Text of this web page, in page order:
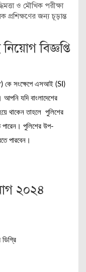
ও মৌখিক পরীক্ষা
প্রশিক্ষণের জন্য চূড়ান্ত
বিজ্ঞপ্তি
কে সংক্ষেপে এসআই (SI)
যদি বাংলাদেশের
থাকেন তাহলে পুলিশের
পুলিশের উপ-
পারবেন।
২০২৪